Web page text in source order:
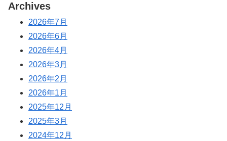
Archives
2026年7月
2026年6月
2026年4月
2026年3月
2026年2月
2026年1月
2025年12月
2025年3月
2024年12月